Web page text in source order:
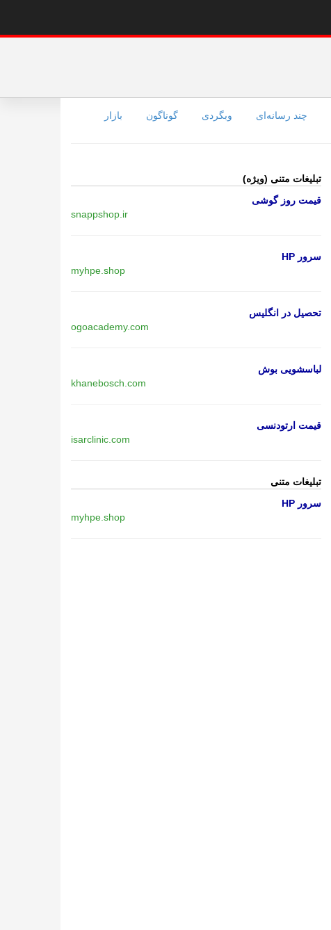
چند رسانه‌ای وبگردی گوناگون بازار
تبلیغات متنی (ویژه)
قیمت روز گوشی
snappshop.ir
سرور HP
myhpe.shop
تحصیل در انگلیس
ogoacademy.com
لباسشویی بوش
khanebosch.com
قیمت ارتودنسی
isarclinic.com
تبلیغات متنی
سرور HP
myhpe.shop